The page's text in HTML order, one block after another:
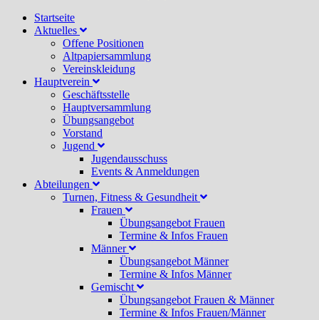
Startseite
Aktuelles
Offene Positionen
Altpapiersammlung
Vereinskleidung
Hauptverein
Geschäftsstelle
Hauptversammlung
Übungsangebot
Vorstand
Jugend
Jugendausschuss
Events & Anmeldungen
Abteilungen
Turnen, Fitness & Gesundheit
Frauen
Übungsangebot Frauen
Termine & Infos Frauen
Männer
Übungsangebot Männer
Termine & Infos Männer
Gemischt
Übungsangebot Frauen & Männer
Termine & Infos Frauen/Männer